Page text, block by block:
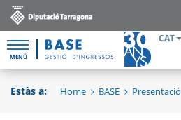
MENÚ
CAT
Estàs a: Home BASE Presentació